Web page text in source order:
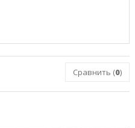
Сравнить (0)